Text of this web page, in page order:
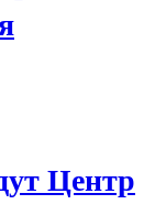
Центр